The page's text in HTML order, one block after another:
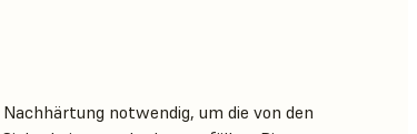
notwendig, um die von den